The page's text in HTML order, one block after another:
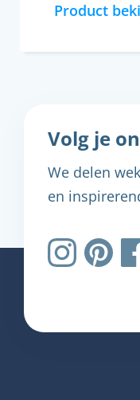
Product
Volg je
We delen
en